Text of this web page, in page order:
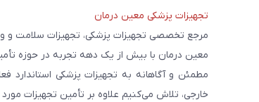
تجهیزات پزشکی معین درمان
مرجع تخصصی تجهیزات پزشکی، تجهیزات سلامت و
معین درمان با بیش از یک دهه تجربه در حوزه
مطمئن و آگاهانه به تجهیزات پزشکی استاندارد
خارجی، تلاش می‌کنیم علاوه بر تأمین تجهیزات